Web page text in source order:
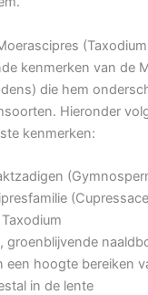
kenmerken van de
die hem
Hieronder
kenmerken:
groenblijvende
een hoogte bereiken
in de lente